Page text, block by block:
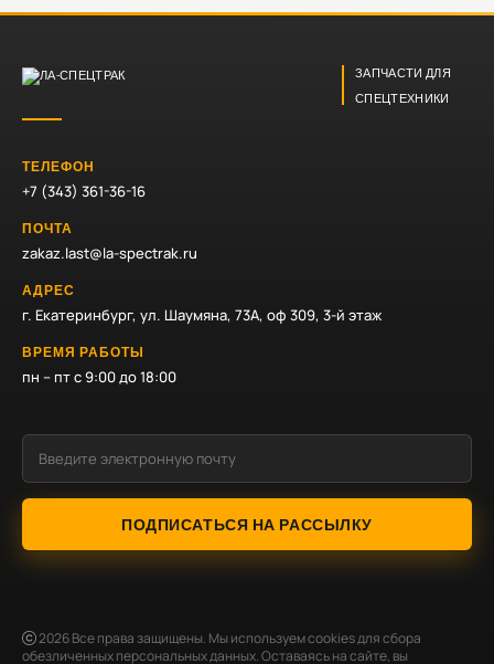
ЗАПЧАСТИ ДЛЯ
СПЕЦТЕХНИКИ
ТЕЛЕФОН
+7 (343) 361-36-16
ПОЧТА
zakaz.last@la-spectrak.ru
АДРЕС
г. Екатеринбург, ул. Шаумяна, 73А, оф 309, 3-й этаж
ВРЕМЯ РАБОТЫ
пн – пт с 9:00 до 18:00
ПОДПИСАТЬСЯ НА РАССЫЛКУ
2026Все права защищены. Мы используем cookies для сбора
обезличенных персональных данных. Оставаясь на сайте, вы